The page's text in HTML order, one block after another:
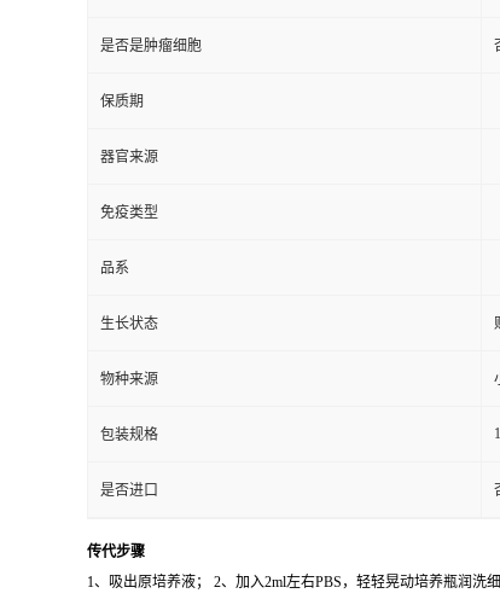
是否是肿瘤细胞
保质期
器官来源
免疫类型
品系
生长状态
物种来源
包装规格
是否进口
传代步骤
1、吸出原培养液； 2、加入2ml左右PBS，轻轻晃动培养瓶润